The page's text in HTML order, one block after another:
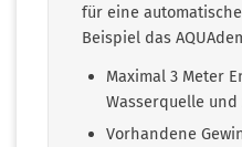
für eine
Beispiel das
Maximal 3 Meter
Wasserquelle und
Vorhandene